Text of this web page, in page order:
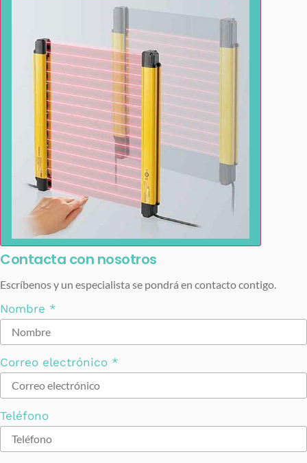
Contacta con nosotros
Escríbenos y un especialista se pondrá en contacto contigo.
Nombre *
Correo electrónico *
Teléfono